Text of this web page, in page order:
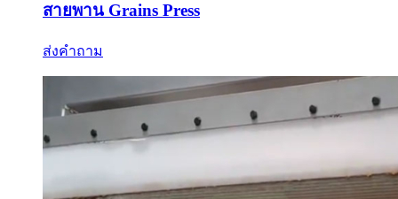
สายพาน Grains Press
ส่งคำถาม